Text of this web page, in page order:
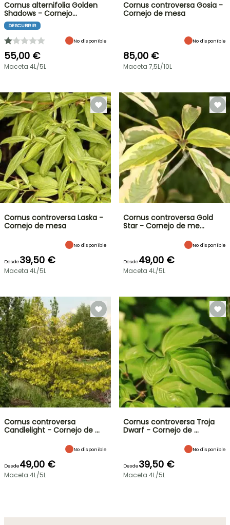
Cornus alternifolia Golden
Shadows - Cornejo…
DESCUBRIR
No disponible
55,00 €
Maceta 4L/5L
Cornus controversa Gosia -
Cornejo de mesa
No disponible
85,00 €
Maceta 7,5L/10L
Cornus controversa Laska -
Cornejo de mesa
No disponible
Desde39,50 €
Maceta 4L/5L
Cornus controversa Gold
Star - Cornejo de me…
No disponible
Desde49,00 €
Maceta 4L/5L
Cornus controversa
Candlelight - Cornejo de …
No disponible
Desde49,00 €
Maceta 4L/5L
Cornus controversa Troja
Dwarf - Cornejo de …
No disponible
Desde39,50 €
Maceta 4L/5L